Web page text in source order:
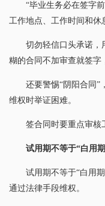
“毕业生务必在签字前
工作地点、工作时间和休
切勿轻信口头承诺，用
糊的合同不加审查就签字
还要警惕“阴阳合同”，
维权时举证困难。
签合同时要重点审核工
试用期不等于“白用
试用期不等于“白用期”
通过法律手段维权。